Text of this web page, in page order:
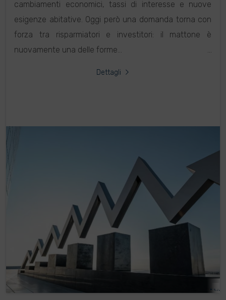
cambiamenti economici, tassi di interesse e nuove
esigenze abitative. Oggi però una domanda torna con
forza tra risparmiatori e investitori: il mattone è
nuovamente una delle forme...
Dettagli